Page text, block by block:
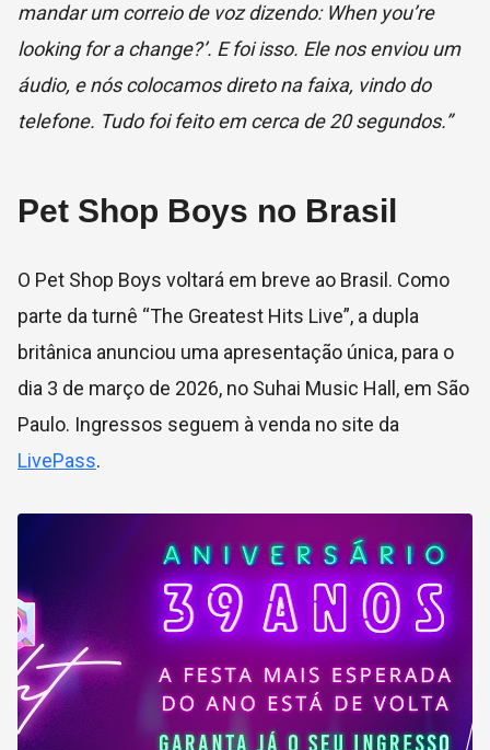
mandar um correio de voz dizendo: When you’re
looking for a change?’. E foi isso. Ele nos enviou um
áudio, e nós colocamos direto na faixa, vindo do
telefone. Tudo foi feito em cerca de 20 segundos.”
Pet Shop Boys no Brasil
O Pet Shop Boys voltará em breve ao Brasil. Como
parte da turnê “The Greatest Hits Live”, a dupla
britânica anunciou uma apresentação única, para o
dia 3 de março de 2026, no Suhai Music Hall, em São
Paulo. Ingressos seguem à venda no site da
LivePass.